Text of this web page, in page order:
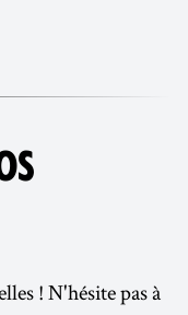
! N'hésite pas à